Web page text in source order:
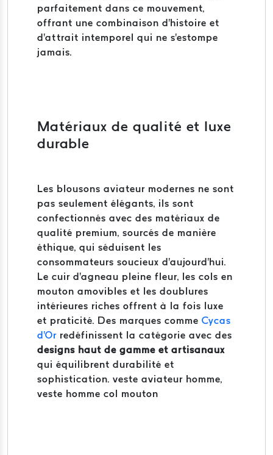
parfaitement dans ce mouvement,
offrant une combinaison d'histoire et
d'attrait intemporel qui ne s'estompe
jamais.
Matériaux de qualité et luxe
durable
Les blousons aviateur modernes ne sont
pas seulement élégants, ils sont
confectionnés avec des matériaux de
qualité premium, sourcés de manière
éthique, qui séduisent les
consommateurs soucieux d'aujourd'hui.
Le cuir d'agneau pleine fleur, les cols en
mouton amovibles et les doublures
intérieures riches offrent à la fois luxe
et praticité. Des marques comme Cycas
d'Or redéfinissent la catégorie avec des
designs haut de gamme et artisanaux
qui équilibrent durabilité et
sophistication. veste aviateur homme,
veste homme col mouton